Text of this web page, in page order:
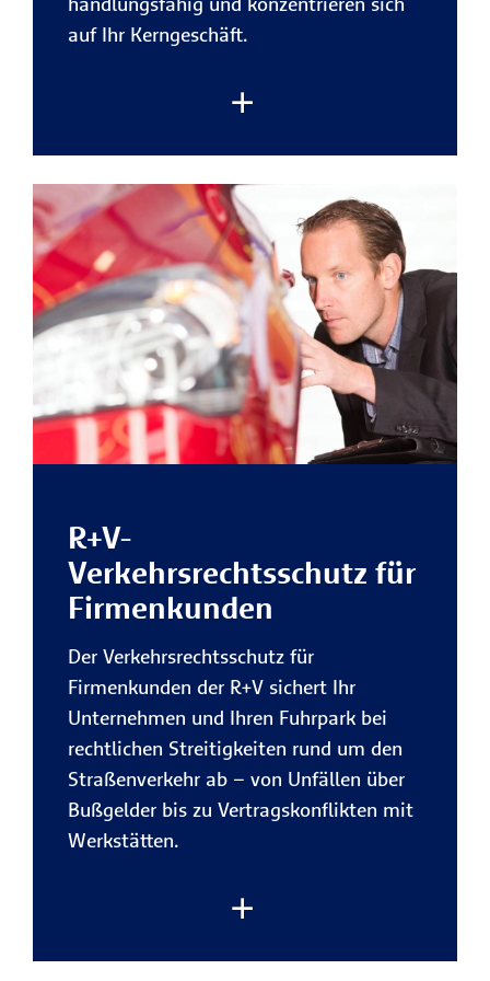
auf Ihr Kerngeschäft.
Rechtsstreitigkeiten gehören heute zum
Unternehmensalltag – ob mit
Geschäftspartnern, im Arbeitsrecht oder
gegenüber Behörden.
Schnelles Handeln
und
rechtliche Unterstützungsind dann
entscheidend. Mit der R+V-
Rechtsschutzversicherung gestalten Sie
Ihren Versicherungsschutz flexibel und
sichern Ihr Unternehmen sowie Ihre
Vorteile der R+V-
Rechtsschutzversicherung für
Firmenkunden:
Sicherheit bei rechtlichen
Konflikten im Geschäftsalltag
Mit der R+V erhalten Sie finanzielle
Rückendeckung, wenn es in
Vertragsangelegenheiten,
arbeitsrechtliche Streitigkeiten
Auseinandersetzungen um Ihre
R+V-
Verkehrsrechtsschutz für
Firmenkunden
Der Verkehrsrechtsschutz für
Firmenkunden der R+V sichert Ihr
Unternehmen und Ihren Fuhrpark bei
rechtlichen Streitigkeiten rund um den
Straßenverkehr ab – von Unfällen über
Bußgelder bis zu Vertragskonflikten mit
Werkstätten.